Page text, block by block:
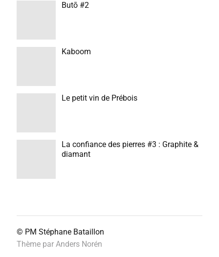
Butō #2
Kaboom
Le petit vin de Prébois
La confiance des pierres #3 : Graphite &
diamant
© PM Stéphane Bataillon
Thème par Anders Norén